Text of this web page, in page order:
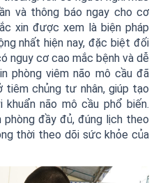
và thông báo ngay cho cơ
xin được xem là biện pháp
nhất hiện nay, đặc biệt đối
nguy cơ cao mắc bệnh và dễ
phòng viêm não mô cầu đã
chủng tư nhân, giúp tạo
não mô cầu phổ biến.
đầy đủ, đúng lịch theo
thời theo dõi sức khỏe của